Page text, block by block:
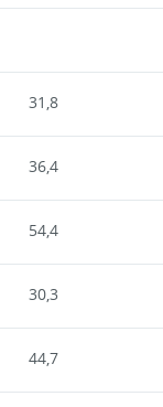
31,8
36,4
54,4
30,3
44,7